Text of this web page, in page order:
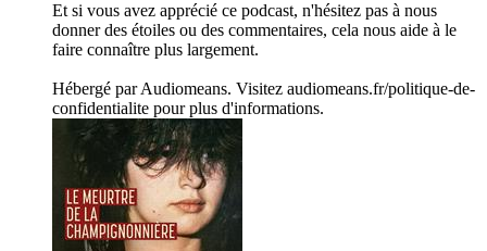
Et si vous avez apprécié ce podcast, n'hésitez pas à nous
donner des étoiles ou des commentaires, cela nous aide à le
faire connaître plus largement.
Hébergé par Audiomeans. Visitez audiomeans.fr/politique-de-
confidentialite pour plus d'informations.